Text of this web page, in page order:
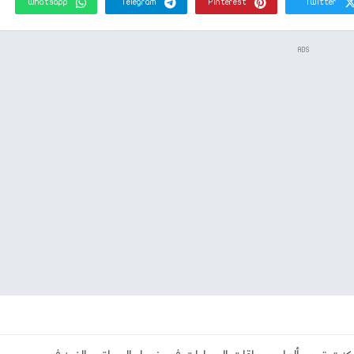
Twitter
Pinterest
Telegram
Whatsapp
ADS